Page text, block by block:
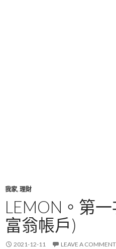
我家, 理財
LEMON。第
富翁帳戶)
2021-12-11 LEAVE A COMMENT